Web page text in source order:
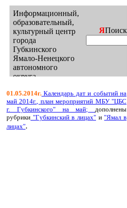
01.05.2014г. Календарь дат и событий на
май 2014г., план мероприятий МБУ "ЦБС
г. Губкинского" на май; дополнены
рубрики "Губкинский в лицах" и"Ямал в
лицах".